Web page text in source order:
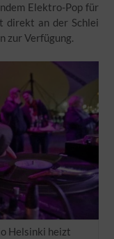
Elektro-Pop für
direkt an der Schlei
zur Verfügung.
Helsinki heizt